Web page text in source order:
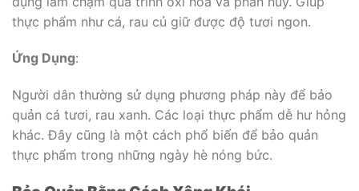
thực phẩm như cá, rau củ giữ được độ tươi ngon.
Ứng Dụng:
Người dân thường sử dụng phương pháp này để bảo
quản cá tươi, rau xanh. Các loại thực phẩm dễ hư hỏng
khác. Đây cũng là một cách phổ biến để bảo quản
thực phẩm trong những ngày hè nóng bức.